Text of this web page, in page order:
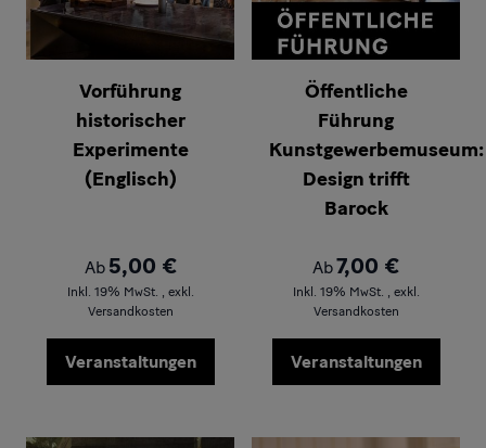
Vorführung
historischer
Experimente
(Englisch)
Ab 5,00 €
Inkl. 19% MwSt. , exkl.
Versandkosten
Veranstaltungen
Öffentliche
Führung
Kunstgewerbemuseum:
Design trifft
Barock
Ab7,00 €
Inkl. 19% MwSt. , exkl.
Versandkosten
Veranstaltungen